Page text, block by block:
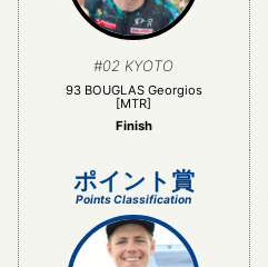
#02 KYOTO
93 BOUGLAS Georgios
[MTR]
Finish
ポイント賞
Points Classification